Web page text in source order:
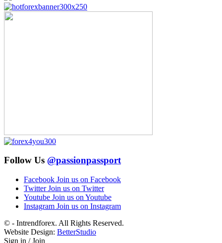
Follow Us @passionpassport
Facebook Join us on Facebook
Twitter Join us on Twitter
Youtube Join us on Youtube
Instagram Join us on Instagram
© - Intrendforex. All Rights Reserved.
Website Design: BetterStudio
Sign in / Join